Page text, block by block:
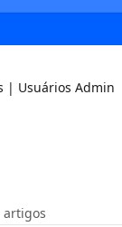
| Usuários Admin
artigos